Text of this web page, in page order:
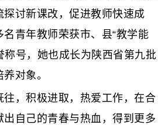
讨新课改，促进教师快速成
青年教师荣获市、县“教学能
称号，她也成长为陕西省第九批
对象。
，积极进取，热爱工作，在合
出自己的青春与热血，得到更多